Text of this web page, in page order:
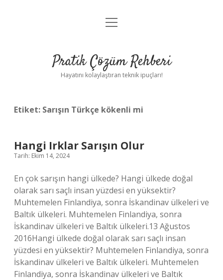
Anasayfa
Yasal Uyarı
menüyü
Pratik Çözüm Rehberi
Hayatını kolaylaştıran teknik ipuçları!
Etiket: Sarışın Türkçe kökenli mi
Hangi Irklar Sarışın Olur
Tarih: Ekim 14, 2024
En çok sarışın hangi ülkede? Hangi ülkede doğal
olarak sarı saçlı insan yüzdesi en yüksektir?
Muhtemelen Finlandiya, sonra İskandinav ülkeleri ve
Baltık ülkeleri. Muhtemelen Finlandiya, sonra
İskandinav ülkeleri ve Baltık ülkeleri.13 Ağustos
2016Hangi ülkede doğal olarak sarı saçlı insan
yüzdesi en yüksektir? Muhtemelen Finlandiya, sonra
İskandinav ülkeleri ve Baltık ülkeleri. Muhtemelen
Finlandiya, sonra İskandinav ülkeleri ve Baltık